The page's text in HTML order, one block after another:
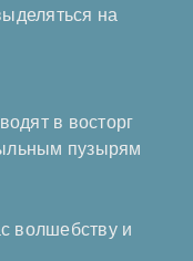
на
в восторг
пузырям
волшебству и